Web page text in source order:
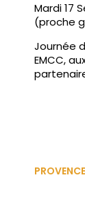
Mardi 17
(proche
Journée
EMCC,